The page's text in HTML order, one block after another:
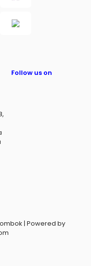
Follow us on
| Powered by